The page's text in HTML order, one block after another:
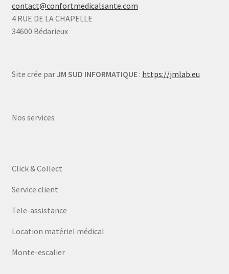
contact@confortmedicalsante.com
4 RUE DE LA CHAPELLE
34600 Bédarieux
Site crée par JM SUD INFORMATIQUE: https://jmlab.eu
Nos services
Click & Collect
Service client
Tele-assistance
Location matériel médical
Monte-escalier